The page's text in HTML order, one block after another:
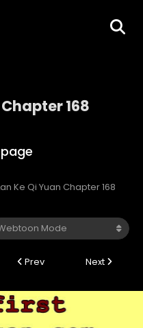
168
Ke Qi Yuan Chapter 168
Prev Next